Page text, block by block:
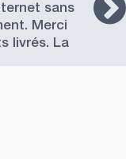
sans
Merci
livrés. La